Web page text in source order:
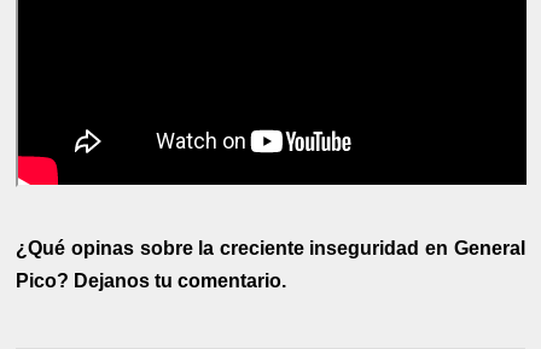
¿Qué opinas sobre la creciente inseguridad en General
Pico? Dejanos tu comentario.